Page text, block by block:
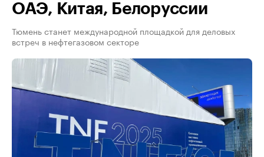
ОАЭ, Китая, Белоруссии
Тюмень станет международной площадкой для деловых
встреч в нефтегазовом секторе